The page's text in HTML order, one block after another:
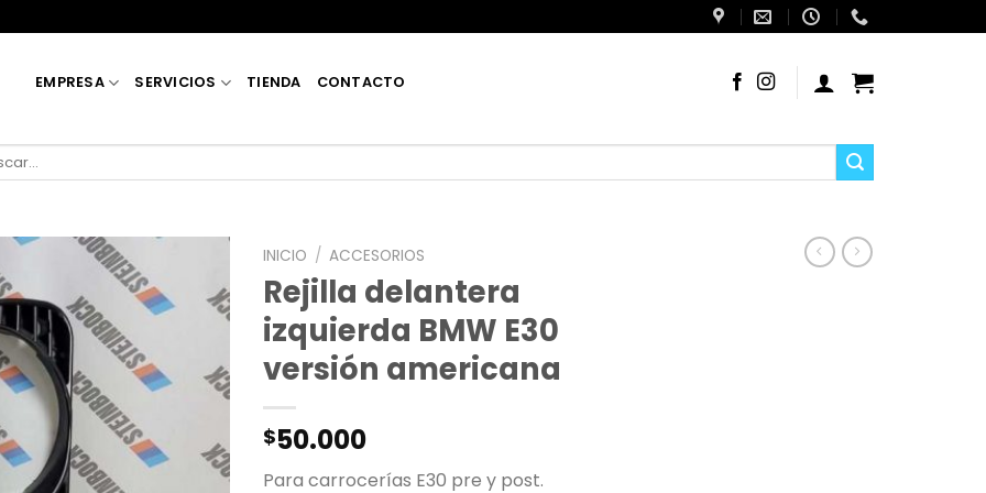
EMPRESA SERVICIOS TIENDA CONTACTO
INICIO / ACCESORIOS
Rejilla delantera
izquierda BMW E30
versión americana
$50.000
Para carrocerías E30 pre y post.